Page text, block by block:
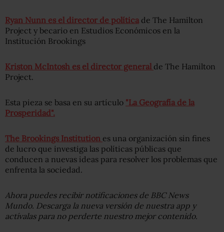
Ryan Nunn es el director de política de The Hamilton
Project y becario en Estudios Económicos en la
Institución Brookings
Kriston McIntosh es el director general de The Hamilton
Project.
Esta pieza se basa en su artículo "La Geografía de la
Prosperidad".
The Brookings Institution es una organización sin fines
de lucro que investiga las políticas públicas que
conducen a nuevas ideas para resolver los problemas que
enfrenta la sociedad.
Ahora puedes recibir notificaciones de BBC News
Mundo. Descarga la nueva versión de nuestra app y
actívalas para no perderte nuestro mejor contenido.